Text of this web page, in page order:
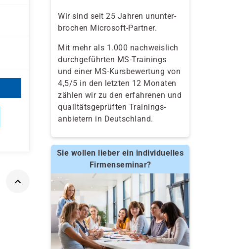
Wir sind seit 25 Jahren ununter-
brochen Microsoft-Partner.
Mit mehr als 1.000 nachweislich
durchgeführten MS-Trainings
und einer MS-Kursbewertung von
4,5/5 in den letzten 12 Monaten
zählen wir zu den erfahrenen und
qualitäts­geprüften Trainings­
anbietern in Deutschland.
Sie wollen lieber ein individuelles
Firmenseminar?